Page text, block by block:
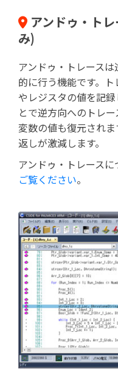
アンドゥ・ト
み)
アンドゥ・トレース
的に行う機能です。
やレジスタの値を記
とで逆方向へのトレ
変数の値も復元され
返しが激減します。
アンドゥ・トレースに
ご覧ください。